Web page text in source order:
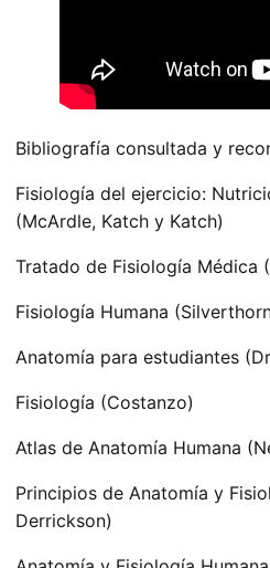
Bibliografía consultada y
Fisiología del ejercicio:
(McArdle, Katch y Katch)
Tratado de Fisiología Médica
Fisiología Humana
Anatomía para estudiantes
Fisiología (Costanzo)
Atlas de Anatomía Humana
Principios de Anatomía y
Derrickson)